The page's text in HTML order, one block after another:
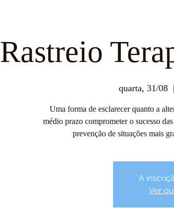
Rastreio
quarta, 31/08
Uma forma de esclarecer quanto a
médio prazo comprometer o sucesso
prevenção de situações mais
A
Ver